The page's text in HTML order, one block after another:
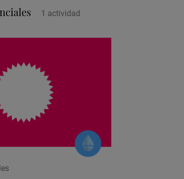
1 actividad